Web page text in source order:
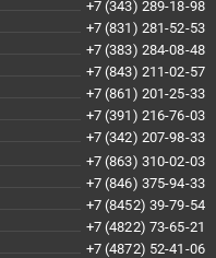
+7 (343) 289-18-98
+7 (831) 281-52-53
+7 (383) 284-08-48
+7 (843) 211-02-57
+7 (861) 201-25-33
+7 (391) 216-76-03
+7 (342) 207-98-33
+7 (863) 310-02-03
+7 (846) 375-94-33
+7 (8452) 39-79-54
+7 (4822) 73-65-21
+7 (4872) 52-41-06